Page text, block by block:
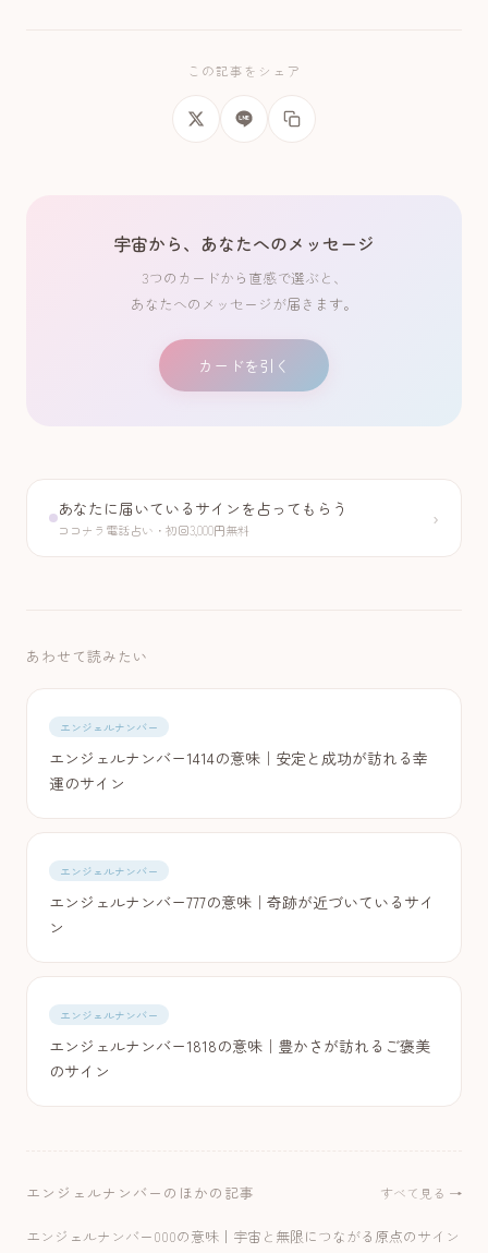
この記事をシェア
宇宙から、あなたへのメッセージ
3つのカードから直感で選ぶと、
あなたへのメッセージが届きます。
カードを引く
あなたに届いているサインを占ってもらう
ココナラ電話占い・初回3,000円無料 ›
あわせて読みたい
エンジェルナンバー
エンジェルナンバー1414の意味｜安定と成功が訪れる幸
運のサイン
エンジェルナンバー
エンジェルナンバー777の意味｜奇跡が近づいているサイ
ン
エンジェルナンバー
エンジェルナンバー1818の意味｜豊かさが訪れるご褒美
のサイン
エンジェルナンバーのほかの記事 すべて見る →
エンジェルナンバー000の意味｜宇宙と無限につながる原点のサイン